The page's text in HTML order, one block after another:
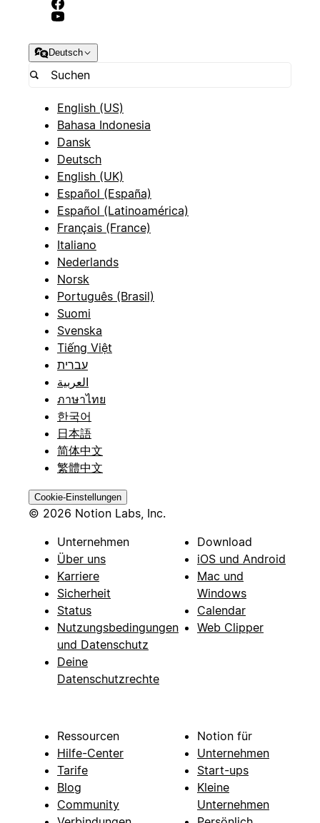
Deutsch
English (US)
Bahasa Indonesia
Dansk
Deutsch
English (UK)
Español (España)
Español (Latinoamérica)
Français (France)
Italiano
Nederlands
Norsk
Português (Brasil)
Suomi
Svenska
Tiếng Việt
עברית
العربية
ภาษาไทย
한국어
日本語
简体中文
繁體中文
Cookie-Einstellungen
© 2026 Notion Labs, Inc.
Unternehmen
Über uns
Karriere
Sicherheit
Status
Nutzungsbedingungen
und Datenschutz
Deine
Datenschutzrechte
Download
iOS und Android
Mac und
Windows
Calendar
Web Clipper
Ressourcen
Hilfe-Center
Tarife
Blog
Community
Notion für
Unternehmen
Start-ups
Kleine
Unternehmen